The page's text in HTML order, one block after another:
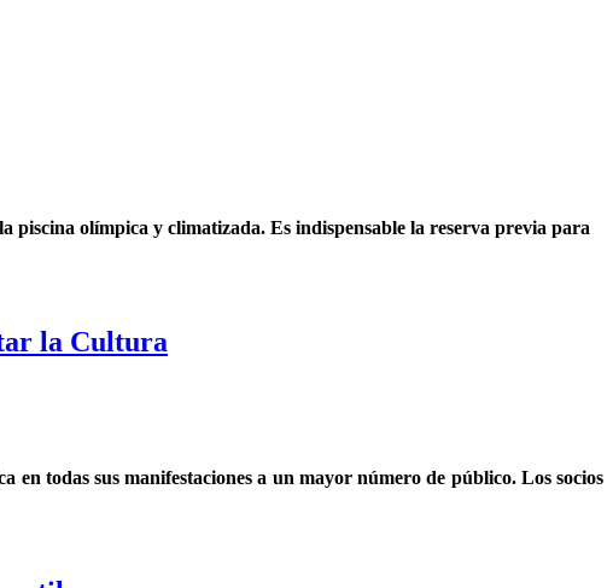
piscina olímpica y climatizada. Es indispensable la reserva previa para
la Cultura
todas sus manifestaciones a un mayor número de público. Los socios